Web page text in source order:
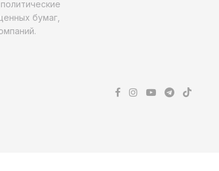
бумаг,